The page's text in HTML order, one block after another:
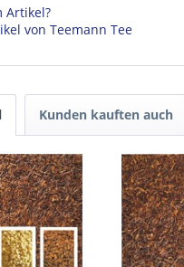
Artikel?
von Teemann Tee
Kunden kauften auch